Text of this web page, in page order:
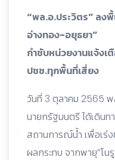
“พล.อ.ประวิตร” ลง
อ่างทอง-อยุธยา”
กำชับหน่วยงานแจ้งเ
ปชช.ทุกพื้นที่เสี่ยง
วันที่ 3 ตุลาคม 2565
นายกรัฐมนตรี ได้เดิน
สถานการณ์น้ำ เพื่อเร่
ผลกระทบ จากพายุ”โน